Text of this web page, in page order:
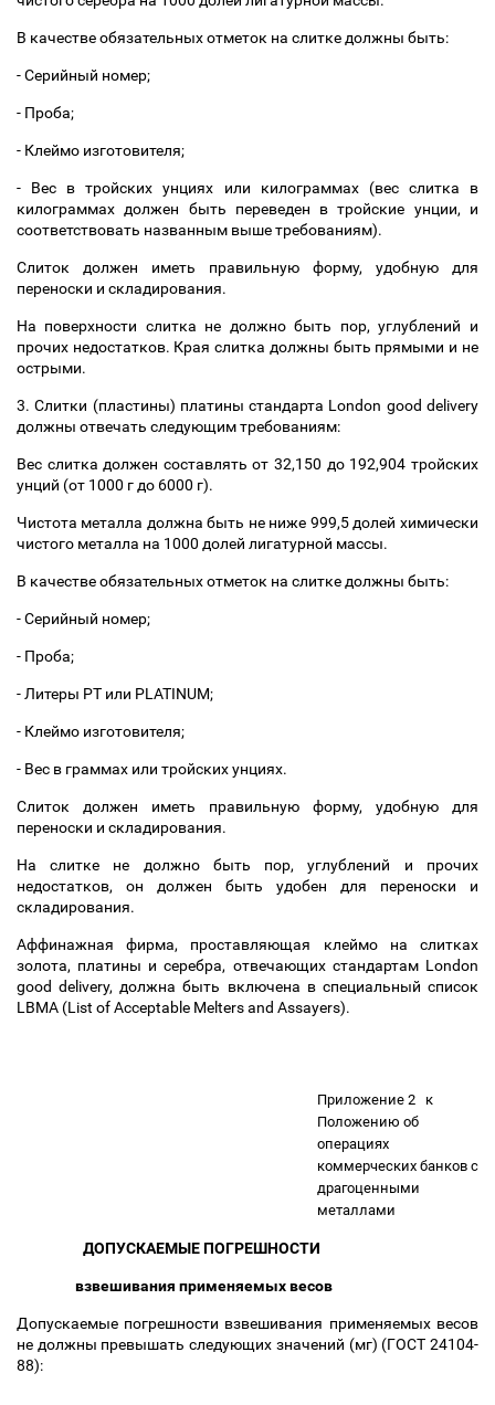
В качестве обязательных отметок на слитке должны быть:
- Серийный номер;
- Проба;
- Клеймо изготовителя;
- Вес в тройских унциях или килограммах (вес слитка в
килограммах должен быть переведен в тройские унции, и
соответствовать названным выше требованиям).
Слиток должен иметь правильную форму, удобную для
переноски и складирования.
На поверхности слитка не должно быть пор, углублений и
прочих недостатков. Края слитка должны быть прямыми и не
острыми.
3. Слитки (пластины) платины стандарта London good delivery
должны отвечать следующим требованиям:
Вес слитка должен составлять от 32,150 до 192,904 тройских
унций (от 1000 г до 6000 г).
Чистота металла должна быть не ниже 999,5 долей химически
чистого металла на 1000 долей лигатурной массы.
В качестве обязательных отметок на слитке должны быть:
- Серийный номер;
- Проба;
- Литеры РТ или PLATINUM;
- Клеймо изготовителя;
- Вес в граммах или тройских унциях.
Слиток должен иметь правильную форму, удобную для
переноски и складирования.
На слитке не должно быть пор, углублений и прочих
недостатков, он должен быть удобен для переноски и
складирования.
Аффинажная фирма, проставляющая клеймо на слитках
золота, платины и серебра, отвечающих стандартам London
good delivery, должна быть включена в специальный список
LBMA (List of Acceptable Melters and Assayers).
Приложение 2
к
Положению об
операциях
коммерческих банков с
драгоценными
металлами
ДОПУСКАЕМЫЕ ПОГРЕШНОСТИ
взвешивания применяемых весов
Допускаемые погрешности взвешивания применяемых весов
не должны превышать следующих значений (мг) (ГОСТ 24104-
88):